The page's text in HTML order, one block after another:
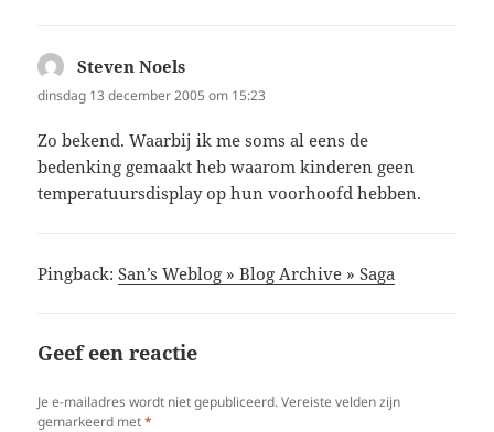
Steven Noels
dinsdag 13 december 2005 om 15:23
Zo bekend. Waarbij ik me soms al eens de
bedenking gemaakt heb waarom kinderen geen
temperatuursdisplay op hun voorhoofd hebben.
Pingback:San’s Weblog » Blog Archive » Saga
Geef een reactie
Je e-mailadres wordt niet gepubliceerd. Vereiste velden zijn
gemarkeerd met*